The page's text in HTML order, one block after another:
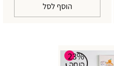
הוסף לסל
23%